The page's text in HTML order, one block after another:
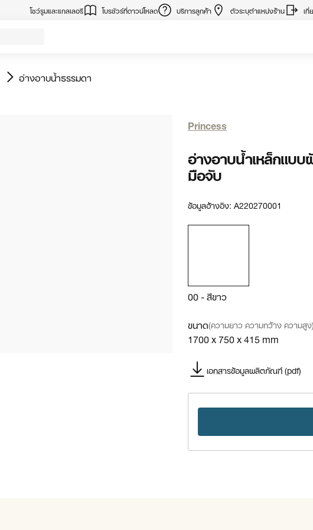
โชว์รูมและแกลเลอรี โบรชัวร์ที่ดาวน์โหลด บริการลูกค้า ตัวระบุตำแหน่งร้าน เ
ไปที่
อ่างอาบน้ำธรรมดา
Princess
อ่างอาบน้ำเหล็กแบ
มือจับ
ข้อมูลอ้างอิง:A220270001
00 - สีขาว
ขนาด(ความยาว ความกว้าง ความสูง)
1700 x 750 x 415 mm
เอกสารข้อมูลผลิตภัณฑ์ (pdf)